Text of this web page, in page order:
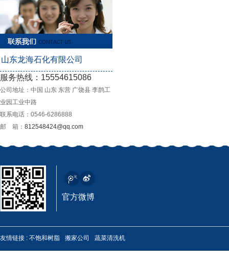
领润 螺纹|丝扣|密封专用脂
极压锂基润滑脂
山东龙海石化有限公司
服务热线：15554615086
公司地址：中国 山东 东营 广饶县 李鹊工
业园工业中路
联系电话：0546-6286888
邮 箱： 812548424@qq.com
官方微博
友情链接 : 不饱和树脂 搬家公司 蔬菜清洗机